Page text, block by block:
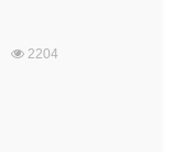
2204